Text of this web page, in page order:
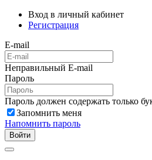
Вход в личный кабинет
Регистрация
E-mail
Неправильный E-mail
Пароль
Пароль должен содержать только
Запомнить меня
Напомнить пароль
Войти